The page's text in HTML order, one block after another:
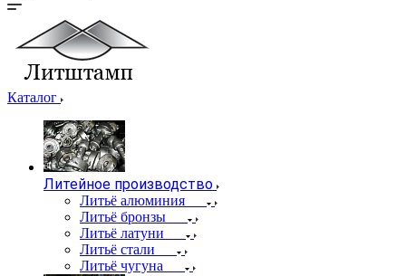
Каталог
Литейное производство
Литьё алюминия
Литьё бронзы
Литьё латуни
Литьё стали
Литьё чугуна